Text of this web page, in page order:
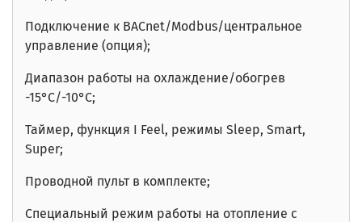
Подключение к BACnet/Modbus/центральное
управление (опция);
Диапазон работы на охлаждение/обогрев
-15°C/-10°C;
Таймер, функция I Feel, режимы Sleep, Smart,
Super;
Проводной пульт в комплекте;
Специальный режим работы на отопление с